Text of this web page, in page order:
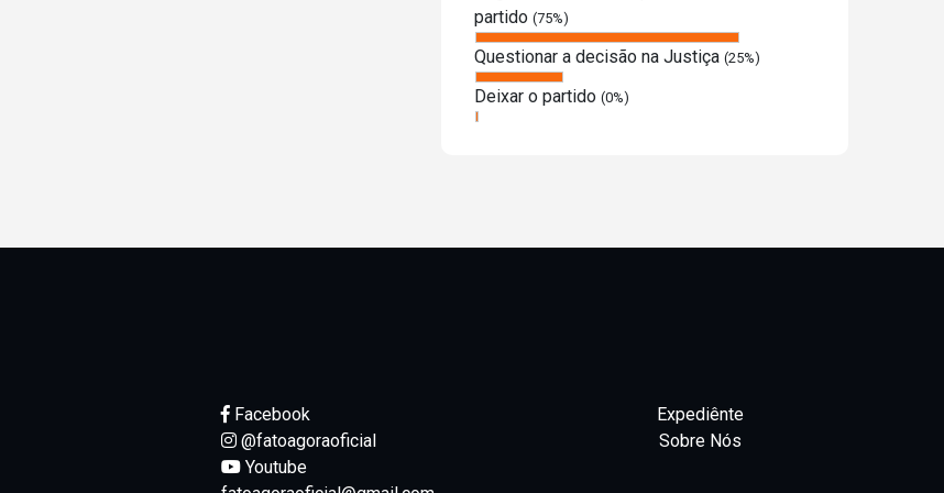
partido (75%)
Questionar a decisão na Justiça (25%)
Deixar o partido (0%)
Facebook
@fatoagoraoficial
Youtube
Expediênte
Sobre Nós